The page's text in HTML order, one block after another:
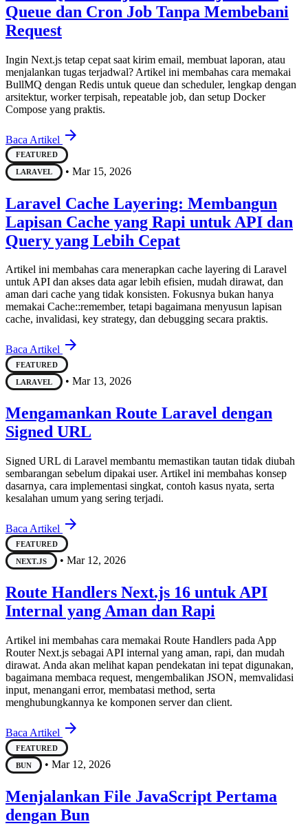
Queue dan Cron Job Tanpa Membebani
Request
Ingin Next.js tetap cepat saat kirim email, membuat laporan, atau
menjalankan tugas terjadwal? Artikel ini membahas cara memakai
BullMQ dengan Redis untuk queue dan scheduler, lengkap dengan
arsitektur, worker terpisah, repeatable job, dan setup Docker
Compose yang praktis.
Baca Artikel arrow_forward
FEATURED
LARAVEL • Mar 15, 2026
Laravel Cache Layering: Membangun
Lapisan Cache yang Rapi untuk API dan
Query yang Lebih Cepat
Artikel ini membahas cara menerapkan cache layering di Laravel
untuk API dan akses data agar lebih efisien, mudah dirawat, dan
aman dari cache yang tidak konsisten. Fokusnya bukan hanya
memakai Cache::remember, tetapi bagaimana menyusun lapisan
cache, invalidasi, key strategy, dan debugging secara praktis.
Baca Artikel arrow_forward
FEATURED
LARAVEL • Mar 13, 2026
Mengamankan Route Laravel dengan
Signed URL
Signed URL di Laravel membantu memastikan tautan tidak diubah
sembarangan sebelum dipakai user. Artikel ini membahas konsep
dasarnya, cara implementasi singkat, contoh kasus nyata, serta
kesalahan umum yang sering terjadi.
Baca Artikel arrow_forward
FEATURED
NEXT.JS • Mar 12, 2026
Route Handlers Next.js 16 untuk API
Internal yang Aman dan Rapi
Artikel ini membahas cara memakai Route Handlers pada App
Router Next.js sebagai API internal yang aman, rapi, dan mudah
dirawat. Anda akan melihat kapan pendekatan ini tepat digunakan,
bagaimana membaca request, mengembalikan JSON, memvalidasi
input, menangani error, membatasi method, serta
menghubungkannya ke komponen server dan client.
Baca Artikel arrow_forward
FEATURED
BUN • Mar 12, 2026
Menjalankan File JavaScript Pertama
dengan Bun